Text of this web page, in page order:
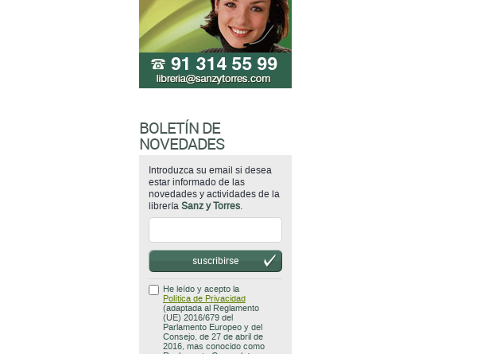
BOLETÍN DE
NOVEDADES
Introduzca su email si desea
estar informado de las
novedades y actividades de la
librería Sanz y Torres.
suscribirse
He leído y acepto la
Política de Privacidad
(adaptada al Reglamento
(UE) 2016/679 del
Parlamento Europeo y del
Consejo, de 27 de abril de
2016, mas conocido como